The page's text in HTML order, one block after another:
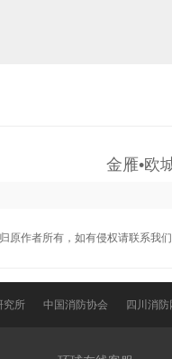
金雁•欧
原作者所有，如有侵权请联系我
究所 中国消防协会 四川消防